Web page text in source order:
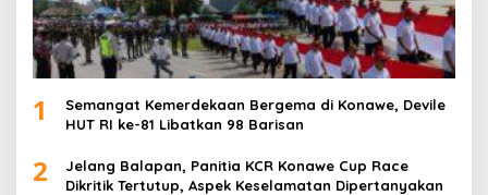
1
Semangat Kemerdekaan Bergema di Konawe, Devile
HUT RI ke-81 Libatkan 98 Barisan
2
Jelang Balapan, Panitia KCR Konawe Cup Race
Dikritik Tertutup, Aspek Keselamatan Dipertanyakan